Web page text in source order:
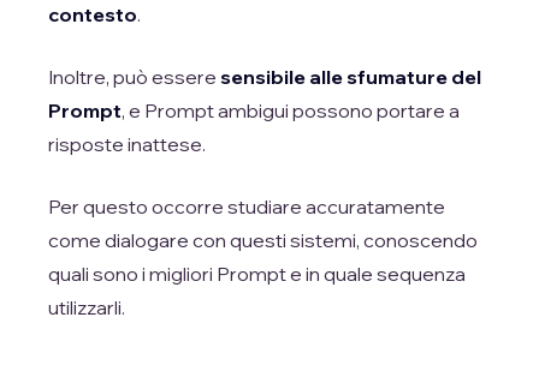
contesto.
Inoltre, può essere sensibile alle sfumature del
Prompt, e Prompt ambigui possono portare a
risposte inattese.
Per questo occorre studiare accuratamente
come dialogare con questi sistemi, conoscendo
quali sono i migliori Prompt e in quale sequenza
utilizzarli.